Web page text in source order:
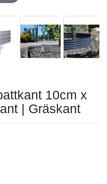
10cm x
| Gräskant